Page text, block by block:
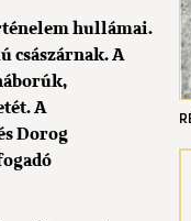
hullámai.
császárnak. A
A
Dorog